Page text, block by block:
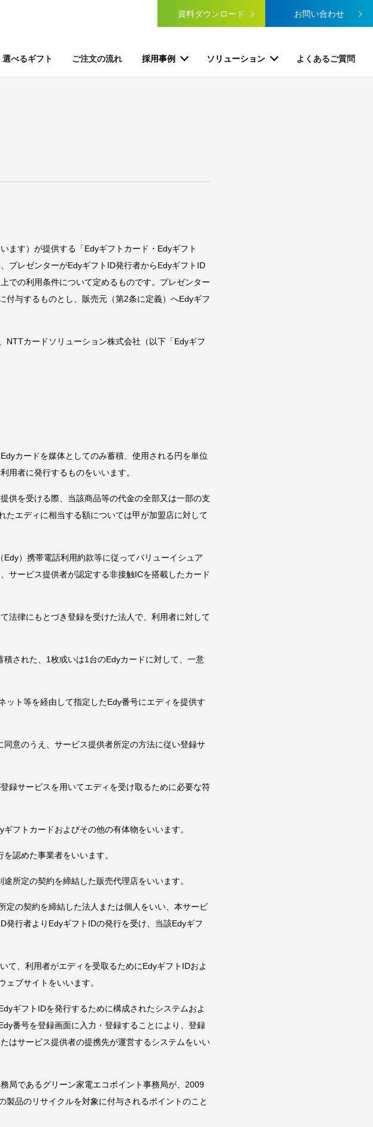
資料ダウンロード お問い合わせ
選べるギフト ご注文の流れ 採用事例 ソリューション よくあるご質問
ます）が提供する「Edyギフトカード・Edyギフト
プレゼンターがEdyギフトID発行者からEdyギフトID
での利用条件について定めるものです。プレゼンター
付与するものとし、販売元（第2条に定義）へEdyギフ
NTTカードソリューション株式会社（以下「Edyギフ
カードを媒体としてのみ蓄積、使用される円を単位
用者に発行するものをいいます。
供を受ける際、当該商品等の代金の全部又は一部の支
エディに相当する額については甲が加盟店に対して
）携帯電話利用約款等に従ってバリューイシュア
サービス提供者が認定する非接触ICを搭載したカード
法律にもとづき登録を受けた法人で、利用者に対して
積された、1枚或いは1台のEdyカードに対して、一意
ット等を経由して指定したEdy番号にエディを提供す
同意のうえ、サービス提供者所定の方法に従い登録サ
録サービスを用いてエディを受け取るために必要な符
フトカードおよびその他の有体物をいいます。
認めた事業者をいいます。
所定の契約を締結した販売代理店をいいます。
定の契約を締結した法人または個人をいい、本サービ
発行者よりEdyギフトIDの発行を受け、当該Edyギフ
て、利用者がエディを受取るためにEdyギフトIDおよ
ブサイトをいいます。
ギフトIDを発行するために構成されたシステムおよ
番号を登録画面に入力・登録することにより、登録
はサービス提供者の提携先が運営するシステムをいい
局であるグリーン家電エコポイント事務局が、2009
品のリサイクルを対象に付与されるポイントのこと